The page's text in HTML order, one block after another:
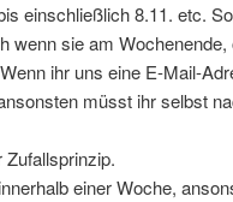
einschließlich 8.11. etc.
wenn sie am
ihr uns eine E-Mail-
müsst ihr selbst
einer Woche,